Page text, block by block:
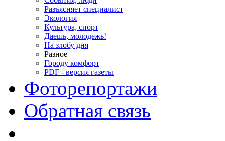
Разъясняет специалист
Экология
Культура, спорт
Даешь, молодежь!
На злобу дня
Разное
Городу комфорт
PDF - версия газеты
Фоторепортажи
Обратная связь